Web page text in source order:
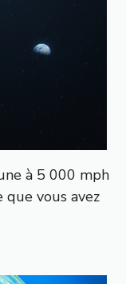
à 5 000 mph
que vous avez